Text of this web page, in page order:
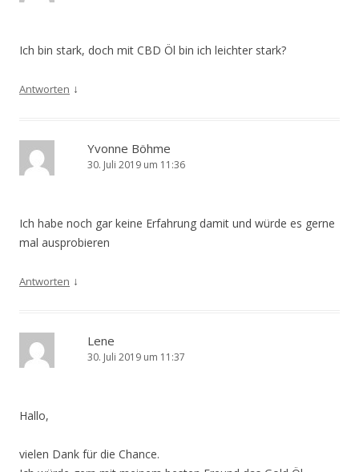
Ich bin stark, doch mit CBD Öl bin ich leichter stark?
Antworten ↓
Yvonne Böhme
30. Juli 2019 um 11:36
Ich habe noch gar keine Erfahrung damit und würde es gerne
mal ausprobieren
Antworten ↓
Lene
30. Juli 2019 um 11:37
Hallo,
vielen Dank für die Chance.